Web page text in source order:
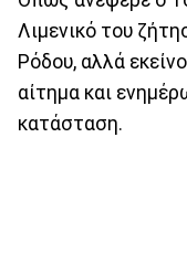
Λιμενικό του
Ρόδου, αλλά
αίτημα και
κατάσταση.